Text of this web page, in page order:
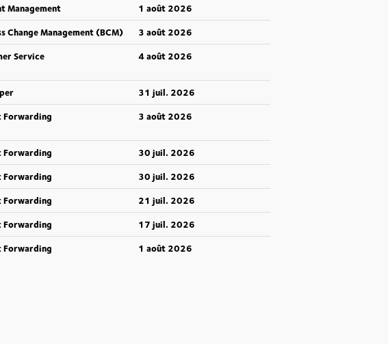
Management
1 août 2026
Change Management (BCM)
3 août 2026
Service 4 août 2026
31 juil. 2026
Forwarding 3 août 2026
Forwarding
30 juil. 2026
Forwarding
30 juil. 2026
Forwarding
21 juil. 2026
Forwarding
17 juil. 2026
Forwarding 1 août 2026